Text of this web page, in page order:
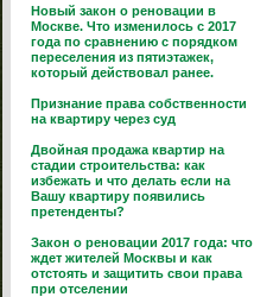
Новый закон о реновации в
Москве. Что изменилось с 2017
года по сравнению с порядком
переселения из пятиэтажек,
который действовал ранее.
Признание права собственности
на квартиру через суд
Двойная продажа квартир на
стадии строительства: как
избежать и что делать если на
Вашу квартиру появились
претенденты?
Закон о реновации 2017 года: что
ждет жителей Москвы и как
отстоять и защитить свои права
при отселении